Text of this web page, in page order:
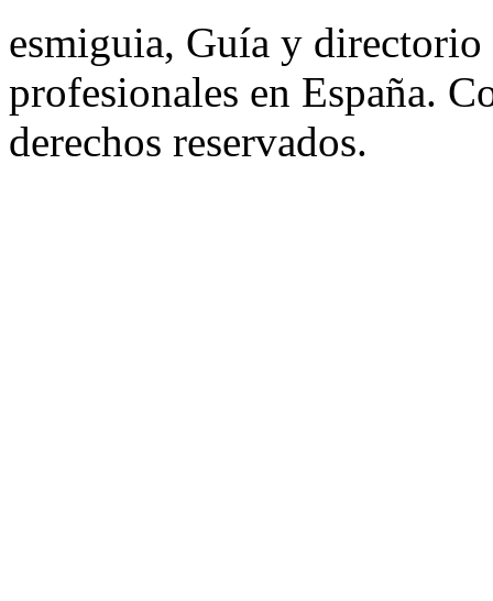
esmiguia, Guía y directorio
profesionales en España.
derechos reservados.